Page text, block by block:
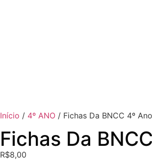
Início / 4º ANO / Fichas Da BNCC 4º
Fichas Da
R$8,00